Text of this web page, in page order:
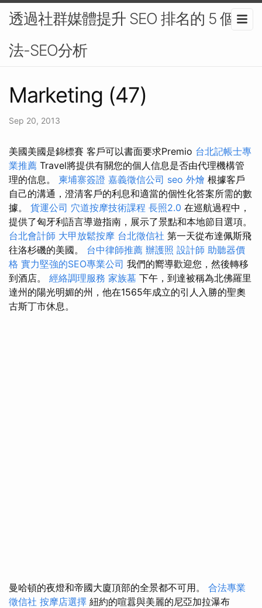
透過社群媒體提升 SEO 排名的 5 個方
法-SEO分析
Marketing (47)
Sep 20, 2013
美國美國是錦標賽 客戶可以書面要求Premio 台北記帳士專
業推薦 Travel將提供有關您的個人信息是否由代理機構管
理的信息。 柬埔寨簽證 嘉義徵信公司 seo 外燴 根據客戶
自己的溝通，澄清客戶的利息和適當的個性化答案所需的數
據。 貨運公司 穴道按摩技術課程 長照2.0 在巡航過程中，
提供了匈牙利語言導遊指南，展示了景點和本地節目選項。
台北會計師 大甲放鬆按摩 台北徵信社 第一天從布達佩斯飛
往洛杉磯的美國。 台中律師推薦 辦護照 設計師 助聽器價
格 實力堅強的SEO專業公司 我們的嚮導歡迎您，然後轉移
到酒店。 經絡調理服務 家族墓 下午，到達被稱為北佛羅里
達州的陽光明媚的州，他在1565年成立的引人入勝的聖奧
古斯丁市休息。
曼哈頓的夜燈和帝國大廈頂部的全景都不可用。 合法專業
徵信社 按摩店選擇 紐約的喧囂與美麗的尼亞加拉瀑布